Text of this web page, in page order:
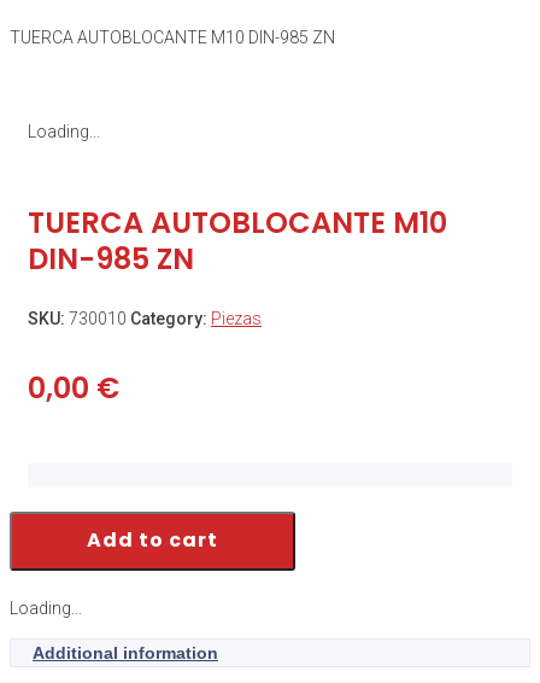
TUERCA AUTOBLOCANTE M10 DIN-985 ZN
Loading...
TUERCA AUTOBLOCANTE M10
DIN-985 ZN
SKU: 730010 Category: Piezas
0,00 €
Add to cart
Loading...
Additional information